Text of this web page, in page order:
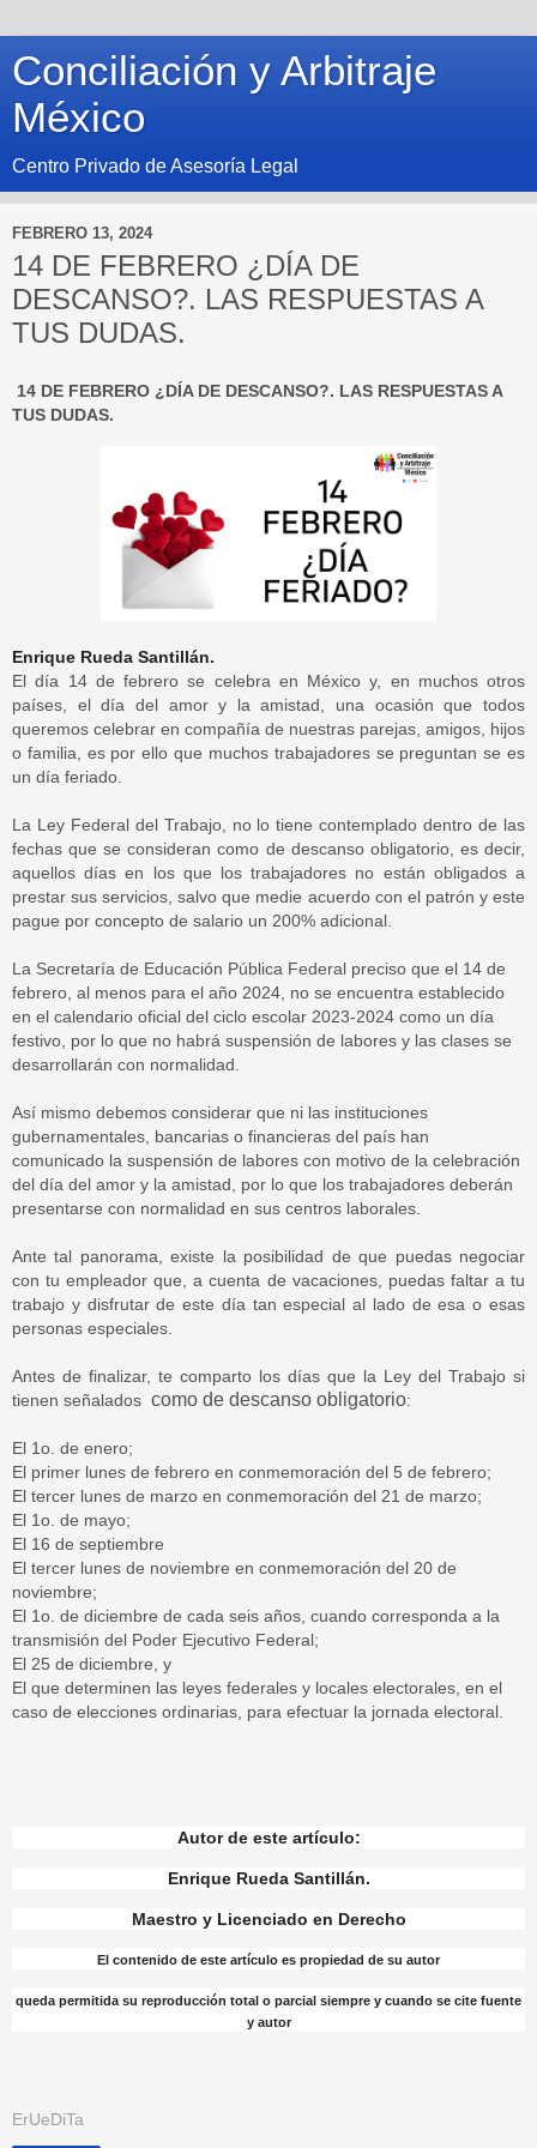
Conciliación y Arbitraje
México
Centro Privado de Asesoría Legal
FEBRERO 13, 2024
14 DE FEBRERO ¿DÍA DE
DESCANSO?. LAS RESPUESTAS A
TUS DUDAS.
14 DE FEBRERO ¿DÍA DE DESCANSO?. LAS RESPUESTAS A
TUS DUDAS.
Enrique Rueda Santillán.
El día 14 de febrero se celebra en México y, en muchos otros
países, el día del amor y la amistad, una ocasión que todos
queremos celebrar en compañía de nuestras parejas, amigos, hijos
o familia, es por ello que muchos trabajadores se preguntan se es
un día feriado.
La Ley Federal del Trabajo, no lo tiene contemplado dentro de las
fechas que se consideran como de descanso obligatorio, es decir,
aquellos días en los que los trabajadores no están obligados a
prestar sus servicios, salvo que medie acuerdo con el patrón y este
pague por concepto de salario un 200% adicional.
La Secretaría de Educación Pública Federal preciso que el 14 de
febrero, al menos para el año 2024, no se encuentra establecido
en el calendario oficial del ciclo escolar 2023-2024 como un día
festivo, por lo que no habrá suspensión de labores y las clases se
desarrollarán con normalidad.
Así mismo debemos considerar que ni las instituciones
gubernamentales, bancarias o financieras del país han
comunicado la suspensión de labores con motivo de la celebración
del día del amor y la amistad, por lo que los trabajadores deberán
presentarse con normalidad en sus centros laborales.
Ante tal panorama, existe la posibilidad de que puedas negociar
con tu empleador que, a cuenta de vacaciones, puedas faltar a tu
trabajo y disfrutar de este día tan especial al lado de esa o esas
personas especiales.
Antes de finalizar, te comparto los días que la Ley del Trabajo si
tienen señalados como de descanso obligatorio:
El 1o. de enero;
El primer lunes de febrero en conmemoración del 5 de febrero;
El tercer lunes de marzo en conmemoración del 21 de marzo;
El 1o. de mayo;
El 16 de septiembre
El tercer lunes de noviembre en conmemoración del 20 de
noviembre;
El 1o. de diciembre de cada seis años, cuando corresponda a la
transmisión del Poder Ejecutivo Federal;
El 25 de diciembre, y
El que determinen las leyes federales y locales electorales, en el
caso de elecciones ordinarias, para efectuar la jornada electoral.
Autor de este artículo:
Enrique Rueda Santillán.
Maestro y Licenciado en Derecho
El contenido de este artículo es propiedad de su autor
queda permitida su reproducción total o parcial siempre y cuando se cite fuente
y autor
ErUeDiTa